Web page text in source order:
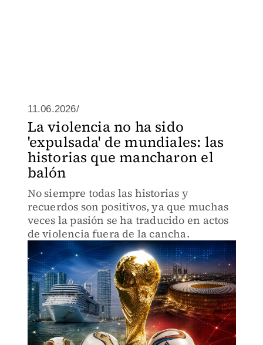
11.06.2026/
La violencia no ha sido
'expulsada' de mundiales: las
historias que mancharon el
balón
No siempre todas las historias y
recuerdos son positivos, ya que muchas
veces la pasión se ha traducido en actos
de violencia fuera de la cancha.